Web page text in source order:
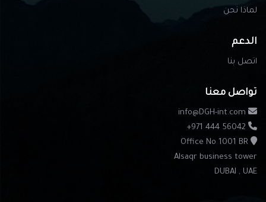
لماذا نحن
الدعم
اتصل بنا
تواصل معنا
info@DGH-int.com
+971 444 56042
Alsaqr business tower
DUBAI , UAE